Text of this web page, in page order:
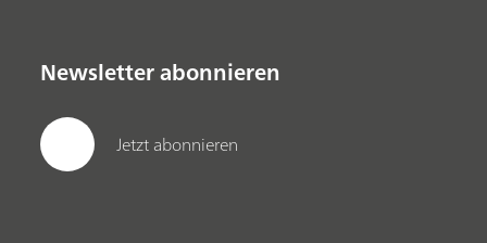
Newsletter abonnieren
Jetzt abonnieren